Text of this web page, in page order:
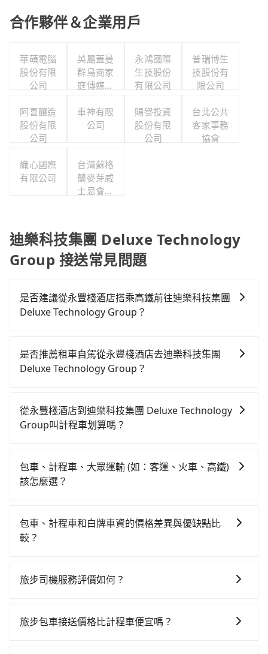
合作夥伴＆企業用戶
華碩電腦
股份有限
公司
英屬蓋曼
群島商家
庭傳媒股
司城邦分
公司
永鴻國際
生技股份
有限公司
普瑞博生
技股份有
限公司
阿喜釀造
股份有限
公司
車神有限
公司
賜譽投資
股份有限
公司
台北公共
客家事務
協會
織心國際
有限公司
台灣蘇格
蘭麥芽威
士忌會所
迪樂科技集團 Deluxe Technology
Group 接送常見問題
是否建議從永豐棧酒店搭乘高鐵前往迪樂科技集團
Deluxe Technology Group？
Technology Group，高鐵乘坐舒適、較貴、費時！從
最早06:05一直到23:03，台中-南港一天最多有103班次
17分鐘。抵達高鐵站後，步行進站、現場購票並於月台
排隊的時間約20分鐘，再乘坐54~81分鐘（平均68分）
花13分鐘、車費200元後，抵達迪樂科技集團 Deluxe
Technology Group (台北市內湖區) 的目的地。全程加
按表收費，看乘客是外地人便漫天喊價或恣意繞路。但
如果全程使用tripool並到府專車接送，則每人平均花費
費15分鐘在轉乘與等車上，現在還不馬上來預約
是否推薦租車自駕從永豐棧酒店去迪樂科技集團
Deluxe Technology Group？
時不需要閉目養神（因為要自己開車），最重要的是你
當天就要來回，那在台中路邊可隨租隨借的iRent應該是
棧酒店到迪樂科技集團 Deluxe Technology Group的花
費預估為$2,150~2,700（金額差異來自於平假日、車款
保險與可能的罰單都需自付。再者，和運的iRent只提供
最基本的車型，如Toyota Yaris、Prius C、Vios這類乘
的就是車況，打開車門才發現仍有上一組乘客遺留的垃
上一位用戶卻遲遲尚未歸還，又或者要還車時卻偏偏找
從永豐棧酒店到迪樂科技集團 Deluxe Technology
Group叫計程車划算嗎？
灣大車隊、Uber、Line Taxi、Yoxi等，如果在路邊攔不
到車，也可考慮打電話至永豐棧酒店附近的計程車隊，
間，但如改預約tripool可省高達$2,600。台中市有些計
程車司機不按錶計費，約有27%會採現場議價，建議最
科技集團 Deluxe Technology Group的最佳選擇。
包車、計程車、大眾運輸 (如：客運、火車、高鐵)
該怎麼選？
擇： 預算：不同交通工具價格不同，可先確定您的預
算。計程車最貴，而大眾運輸通常較便宜。 行程：需多
車。 旅行人數：人數多時包車較方便舒適且每個人攤提
車，不趕時間即可選用大眾運輸。 便利性：需要便利性
包車、計程車和白牌車資的價格差異與優缺點比
較？
包車：優點是搭乘舒適可以根據自己的需求安排時間和
車：優點是24小時隨叫隨到，價格按錶計費，但若遇交
旅步司機服務評價如何？
機非常高的評價，認為他們非常專業且親切！讓他們的
旅步包車接送價格比計程車便宜嗎？